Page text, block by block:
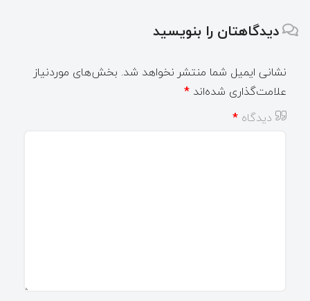
دیدگاهتان را بنویسید
نشانی ایمیل شما منتشر نخواهد شد. بخش‌های موردنیاز
علامت‌گذاری شده‌اند *
دیدگاه *